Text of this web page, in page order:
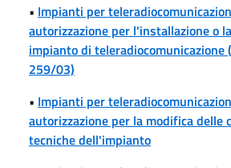
• Impianti per
autorizzazione per l'installazione o
impianto di teleradiocomunicazione
259/03)
• Impianti per
autorizzazione per la modifica delle
tecniche dell'impianto